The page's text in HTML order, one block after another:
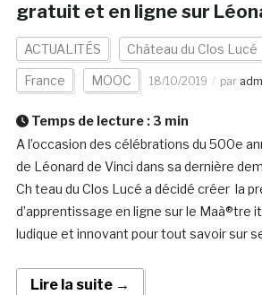
gratuit et en ligne sur
ACTUALITÉS Château du Clos Lucé
France MOOC 18/10/2019 par
Temps de lecture : 3 min
A l’occasion des célébrations du 500e
de Léonard de Vinci dans sa dernière
Ch teau du Clos Lucé a décidé créer la
d’apprentissage en ligne sur le Maà®tre
ludique et innovant pour tout savoir sur
Lire la suite →